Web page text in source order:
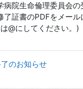
院生命倫理委員会の
証書のPDFをメー
@にしてください。)
のお知らせ